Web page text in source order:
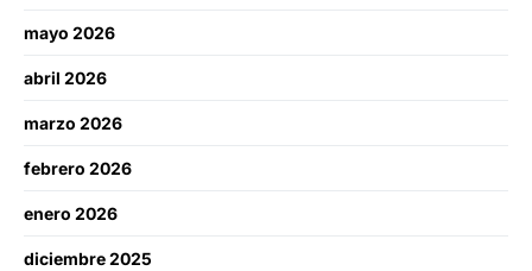
mayo 2026
abril 2026
marzo 2026
febrero 2026
enero 2026
diciembre 2025